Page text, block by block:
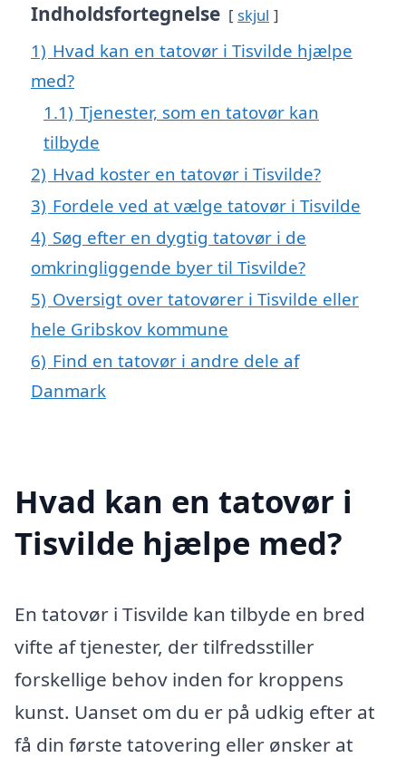
Indholdsfortegnelse skjul
1) Hvad kan en tatovør i Tisvilde hjælpe
med?
1.1) Tjenester, som en tatovør kan
tilbyde
2) Hvad koster en tatovør i Tisvilde?
3) Fordele ved at vælge tatovør i Tisvilde
4) Søg efter en dygtig tatovør i de
omkringliggende byer til Tisvilde?
5) Oversigt over tatovører i Tisvilde eller
hele Gribskov kommune
6) Find en tatovør i andre dele af
Danmark
Hvad kan en tatovør i
Tisvilde hjælpe med?
En tatovør i Tisvilde kan tilbyde en bred
vifte af tjenester, der tilfredsstiller
forskellige behov inden for kroppens
kunst. Uanset om du er på udkig efter at
få din første tatovering eller ønsker at